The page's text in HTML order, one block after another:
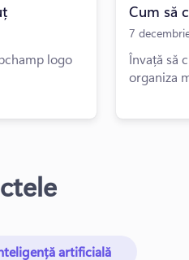
logo
Cum să
7
Învață să
organiza
artificială